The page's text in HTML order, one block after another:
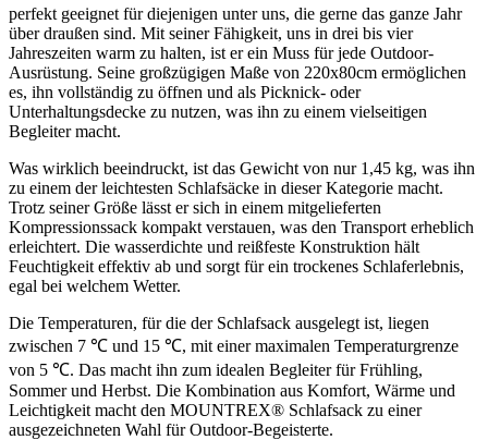
perfekt geeignet für diejenigen unter uns, die gerne das ganze Jahr
über draußen sind. Mit seiner Fähigkeit, uns in drei bis vier
Jahreszeiten warm zu halten, ist er ein Muss für jede Outdoor-
Ausrüstung. Seine großzügigen Maße von 220x80cm ermöglichen
es, ihn vollständig zu öffnen und als Picknick- oder
Unterhaltungsdecke zu nutzen, was ihn zu einem vielseitigen
Begleiter macht.
Was wirklich beeindruckt, ist das Gewicht von nur 1,45 kg, was ihn
zu einem der leichtesten Schlafsäcke in dieser Kategorie macht.
Trotz seiner Größe lässt er sich in einem mitgelieferten
Kompressionssack kompakt verstauen, was den Transport erheblich
erleichtert. Die wasserdichte und reißfeste Konstruktion hält
Feuchtigkeit effektiv ab und sorgt für ein trockenes Schlaferlebnis,
egal bei welchem Wetter.
Die Temperaturen, für die der Schlafsack ausgelegt ist, liegen
zwischen 7 ℃ und 15 ℃, mit einer maximalen Temperaturgrenze
von 5 ℃. Das macht ihn zum idealen Begleiter für Frühling,
Sommer und Herbst. Die Kombination aus Komfort, Wärme und
Leichtigkeit macht den MOUNTREX® Schlafsack zu einer
ausgezeichneten Wahl für Outdoor-Begeisterte.